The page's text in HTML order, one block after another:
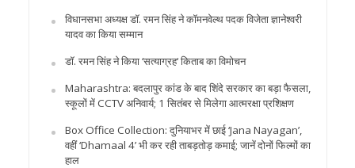
विधानसभा अध्यक्ष डॉ. रमन सिंह ने कॉमनवेल्थ पदक विजेता ज्ञानेश्वरी
यादव का किया सम्मान
डॉ. रमन सिंह ने किया ‘सत्याग्रह‘ किताब का विमोचन
Maharashtra: बदलापुर कांड के बाद शिंदे सरकार का बड़ा फैसला,
स्कूलों में CCTV अनिवार्य; 1 सितंबर से मिलेगा आत्मरक्षा प्रशिक्षण
Box Office Collection: दुनियाभर में छाई ‘Jana Nayagan’,
वहीं ‘Dhamaal 4’ भी कर रही ताबड़तोड़ कमाई; जानें दोनों फिल्मों का
हाल